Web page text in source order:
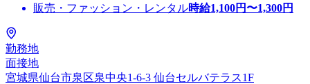
販売・ファッション・レンタル時給1,100円〜1,300円
勤務地
面接地
宮城県仙台市泉区泉中央1-6-3 仙台セルバテラス1F